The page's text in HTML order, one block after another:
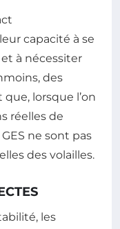
capacité à se
à nécessiter
des
lorsque l’on
réelles de
ne sont pas
des volailles.
les